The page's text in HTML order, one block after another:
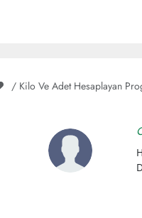
/ Kilo Ve Adet Hesaplayan